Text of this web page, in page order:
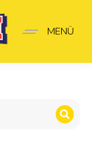
MENÜ